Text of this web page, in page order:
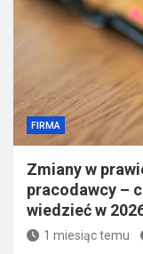
FIRMA
Zmiany w
pracodawcy –
wiedzieć w
1 miesiąc temu